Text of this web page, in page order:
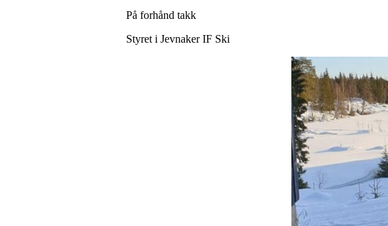
På forhånd takk
Styret i Jevnaker IF Ski